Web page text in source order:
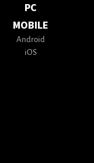
PC
MOBILE
Android
iOS